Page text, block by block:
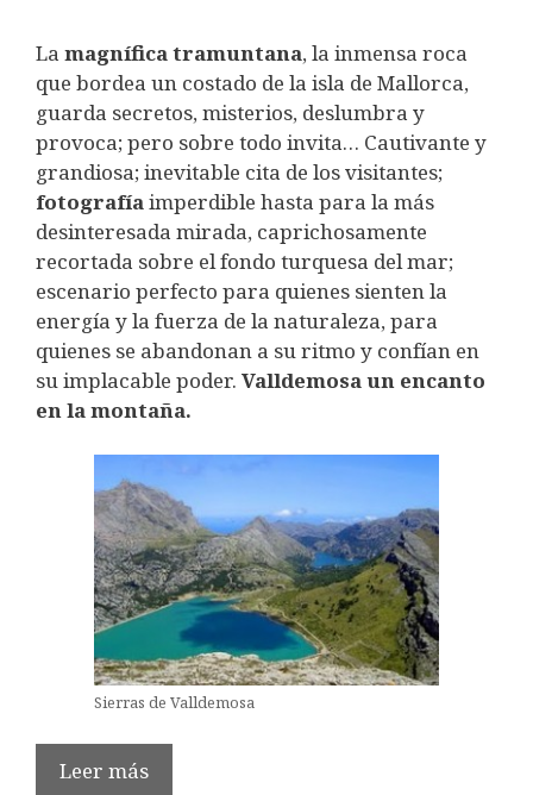
La magnífica tramuntana, la inmensa roca
que bordea un costado de la isla de Mallorca,
guarda secretos, misterios, deslumbra y
provoca; pero sobre todo invita… Cautivante y
grandiosa; inevitable cita de los visitantes;
fotografíaimperdible hasta para la más
desinteresada mirada, caprichosamente
recortada sobre el fondo turquesa del mar;
escenario perfecto para quienes sienten la
energía y la fuerza de la naturaleza, para
quienes se abandonan a su ritmo y confían en
su implacable poder. Valldemosa un encanto
en la montaña.
Sierras de Valldemosa
Leer más